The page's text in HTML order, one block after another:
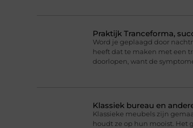
Praktijk Tranceforma,
Word je geplaagd door
heeft dat te maken met een
doorlopen, want de
Klassiek bureau en
Klassieke meubels zijn
houdt ze op hun mooist. Het